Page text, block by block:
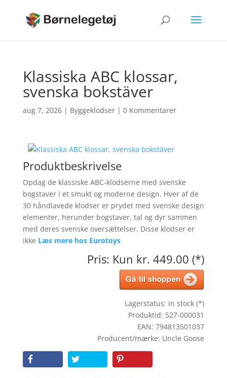
Klassiska ABC klossar,
svenska bokstäver
aug 7, 2026| Byggeklodser| 0 Kommentarer
Produktbeskrivelse
Opdag de klassiske ABC-klodserne med svenske
bogstaver i et smukt og moderne design. Hver af de
30 håndlavede klodser er prydet med svenske design
elementer, herunder bogstaver, tal og dyr sammen
med deres svenske oversættelser. Disse klodser er
ikke Læs mere hos Eurotoys
Pris: Kun kr. 449.00 (*)
Lagerstatus: in stock (*)
Produktid: 527-000031
EAN: 794813501037
Producent/mærke: Uncle Goose